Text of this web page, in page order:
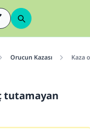
Orucun Kazası Kaza
tutamayan